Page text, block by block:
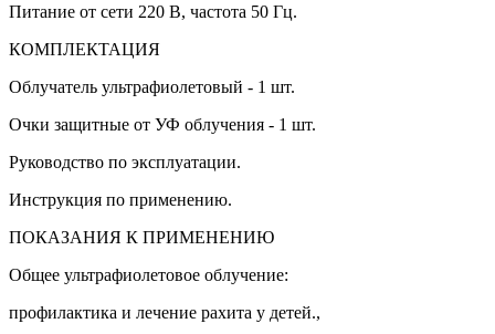
Питание от сети 220 В, частота 50 Гц.
КОМПЛЕКТАЦИЯ
Облучатель ультрафиолетовый - 1 шт.
Очки защитные от УФ облучения - 1 шт.
Руководство по эксплуатации.
Инструкция по применению.
ПОКАЗАНИЯ К ПРИМЕНЕНИЮ
Общее ультрафиолетовое облучение:
профилактика и лечение рахита у детей.,